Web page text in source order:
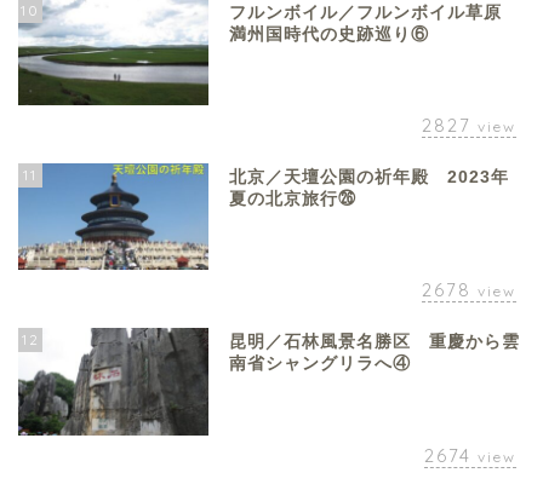
10
フルンボイル／フルンボイル草原
満州国時代の史跡巡り⑥
2827 view
11
北京／天壇公園の祈年殿 2023年
夏の北京旅行㉖
2678 view
12
昆明／石林風景名勝区 重慶から雲
南省シャングリラへ④
2674 view